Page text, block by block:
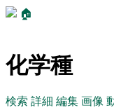
🏠
化学種
検索 詳細 編集画像